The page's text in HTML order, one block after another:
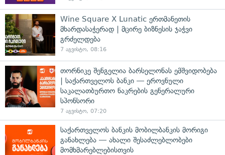
Wine Square X Lunatic ერთმანეთის
მხარდასაჭერად | მცირე ბიზნესის ჯაჭვი
გრძელდება
7 აგვისტო, 08:16
თორნიკე შენგელია ბარსელონას ემშვიდობება
| საქართველოს ბანკი — ეროვნული
საკალათბურთო ნაკრების გენერალური
სპონსორი
7 აგვისტო, 07:20
საქართველოს ბანკის მობილბანკის მორიგი
განახლება — ახალი შესაძლებლობები
მომხმარებლებისთვის